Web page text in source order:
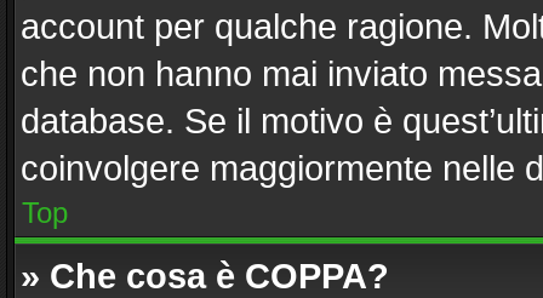
account per qualche ragione.
che non hanno mai inviato
database. Se il motivo è
coinvolgere maggiormente nelle
Top
» Che cosa è COPPA?